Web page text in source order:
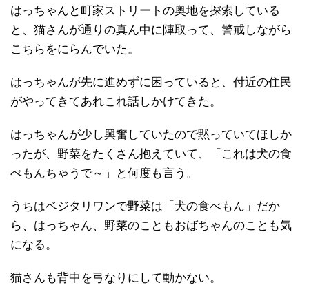
はっちゃんと町家ストリートの奥地を探索している
と、猫さんが通りの真ん中に陣取って、警戒しながら
こちらをにらんでいた。
はっちゃんが先に進めずに困っていると、付近の住民
がやってきてあれこれ話しかけてきた。
はっちゃんが少し興奮していたので黙っていてほしか
ったが、野菜をたくさん抱えていて、「これは犬の食
べもんちゃうで～」と何度も言う。
うちはベジタリワンで野菜は「犬の食べもん」だか
ら、はっちゃん、野菜のこともおばちゃんのことも気
になる。
猫さんも背中を弓なりにして動かない。